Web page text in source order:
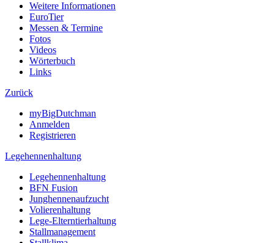
Weitere Informationen
EuroTier
Messen & Termine
Fotos
Videos
Wörterbuch
Links
Zurück
myBigDutchman
Anmelden
Registrieren
Legehennenhaltung
Legehennenhaltung
BFN Fusion
Junghennenaufzucht
Volierenhaltung
Lege-Elterntierhaltung
Stallmanagement